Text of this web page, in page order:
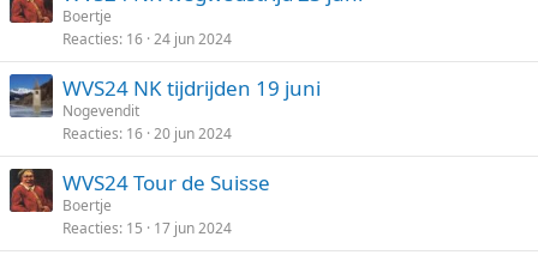
Boertje
Reacties 16 24 jun 2024
WVS24 NK tijdrijden 19 juni
Nogevendit
Reacties 16 20 jun 2024
WVS24 Tour de Suisse
Boertje
Reacties 15 17 jun 2024